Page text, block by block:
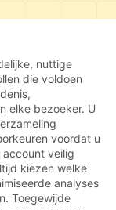
nuttige
die voldoen
elke bezoeker. U
voordat u
veilig
kiezen welke
analyses
Toegewijde